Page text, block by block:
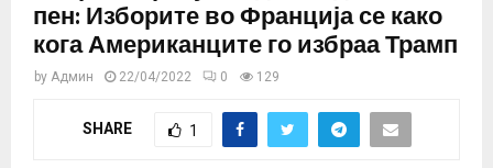
пен: Изборите во Франција се како
кога Американците го избраа Трамп
by Админ 22/04/2022 0 129
SHARE 1